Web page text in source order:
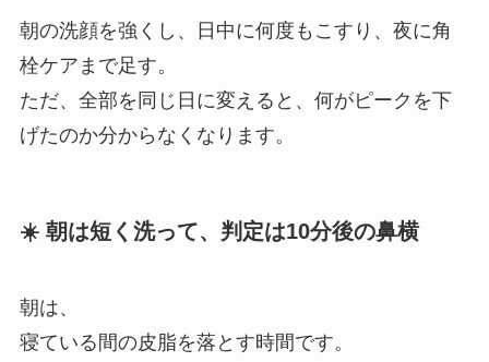
朝の洗顔を強くし、日中に何度もこすり、夜に角
栓ケアまで足す。
ただ、全部を同じ日に変えると、何がピークを下
げたのか分からなくなります。
☀️ 朝は短く洗って、判定は10分後の鼻横
朝は、
寝ている間の皮脂を落とす時間です。